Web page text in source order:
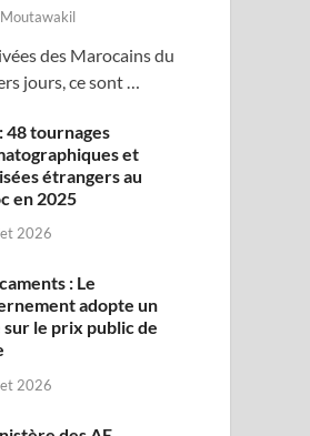
des Marocains du
jours, ce sont …
48 tournages
et
étrangers au
en 2025
2026
: Le
adopte un
le prix public de
2026